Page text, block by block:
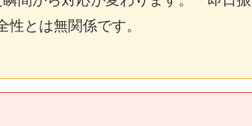
とは無関係です。